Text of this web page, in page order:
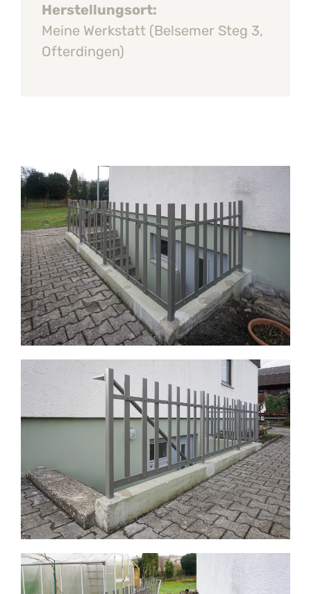
Herstellungsort:
Meine Werkstatt (Belsemer Steg 3,
Ofterdingen)